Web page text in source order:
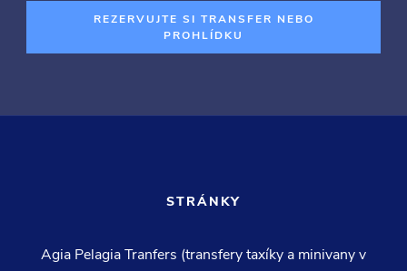
REZERVUJTE SI TRANSFER NEBO
PROHLÍDKU
STRÁNKY
Agia Pelagia Tranfers (transfery taxíky a minivany v